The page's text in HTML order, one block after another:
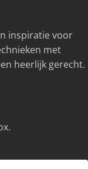
inspiratie voor
met
heerlijk gerecht.